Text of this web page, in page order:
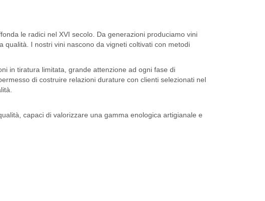
le radici nel XVI secolo. Da generazioni produciamo vini
I nostri vini nascono da vigneti coltivati con metodi
in tiratura limitata, grande attenzione ad ogni fase di
di costruire relazioni durature con clienti selezionati nel
capaci di valorizzare una gamma enologica artigianale e